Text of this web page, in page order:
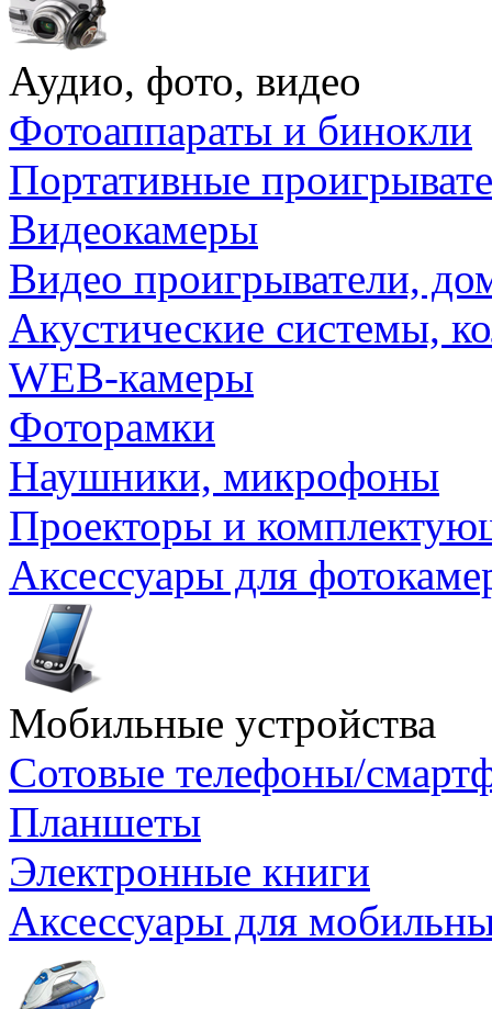
Аудио, фото, видео
Фотоаппараты и бинокли
Портативные
Видеокамеры
Видео проигрыватели,
Акустические системы,
WEB-камеры
Фоторамки
Наушники, микрофоны
Проекторы и
Аксессуары для
Мобильные устройства
Сотовые телефоны/
Планшеты
Электронные книги
Аксессуары для